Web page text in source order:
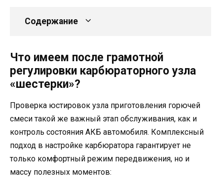
Содержание
Что имеем после грамотной
регулировки карбюраторного узла
«шестерки»?
Проверка юстировок узла приготовления горючей
смеси такой же важный этап обслуживания, как и
контроль состояния АКБ автомобиля. Комплексный
подход в настройке карбюратора гарантирует не
только комфортный режим передвижения, но и
массу полезных моментов: